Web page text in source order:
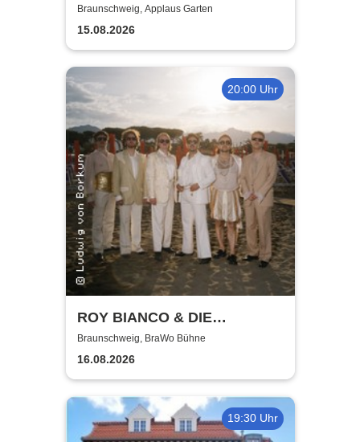
Mitternachtskonzert
Braunschweig, Applaus Garten
15.08.2026
20:00 Uhr
ROY BIANCO & DIE
ABBRUNZATI BOYS - LIVE
2026
Braunschweig, BraWo Bühne
16.08.2026
19:30 Uhr